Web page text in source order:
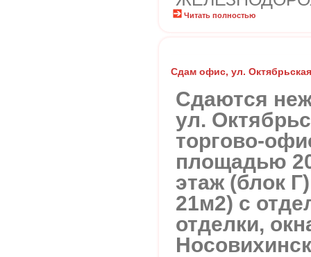
Читать полностью
Сдам офис, ул.
Сдаются
ул.
торгово-
площадью
этаж (блок
21м2) с
отделки,